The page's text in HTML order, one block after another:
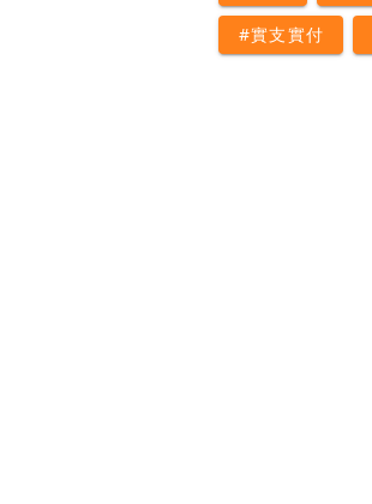
#實支實付